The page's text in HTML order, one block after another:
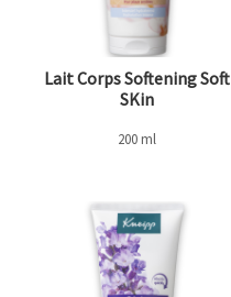
Lait Corps Softening Soft
SKin
200 ml